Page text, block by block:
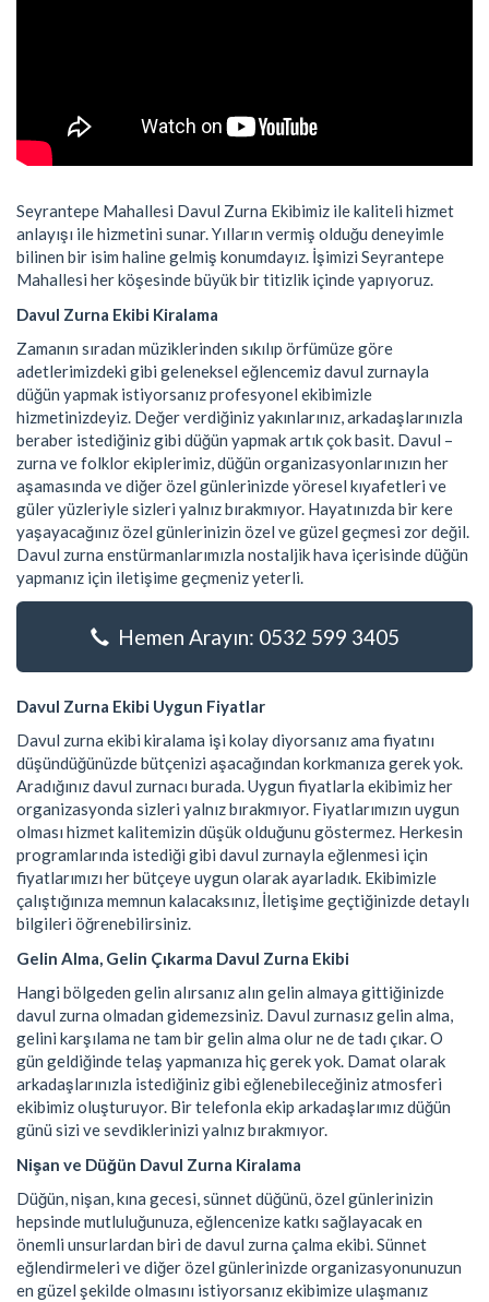
Seyrantepe Mahallesi Davul Zurna Ekibimiz ile kaliteli hizmet
anlayışı ile hizmetini sunar. Yılların vermiş olduğu deneyimle
bilinen bir isim haline gelmiş konumdayız. İşimizi Seyrantepe
Mahallesi her köşesinde büyük bir titizlik içinde yapıyoruz.
Davul Zurna Ekibi Kiralama
Zamanın sıradan müziklerinden sıkılıp örfümüze göre
adetlerimizdeki gibi geleneksel eğlencemiz davul zurnayla
düğün yapmak istiyorsanız profesyonel ekibimizle
hizmetinizdeyiz. Değer verdiğiniz yakınlarınız, arkadaşlarınızla
beraber istediğiniz gibi düğün yapmak artık çok basit. Davul –
zurna ve folklor ekiplerimiz, düğün organizasyonlarınızın her
aşamasında ve diğer özel günlerinizde yöresel kıyafetleri ve
güler yüzleriyle sizleri yalnız bırakmıyor. Hayatınızda bir kere
yaşayacağınız özel günlerinizin özel ve güzel geçmesi zor değil.
Davul zurna enstürmanlarımızla nostaljik hava içerisinde düğün
yapmanız için iletişime geçmeniz yeterli.
Hemen Arayın: 0532 599 3405
Davul Zurna Ekibi Uygun Fiyatlar
Davul zurna ekibi kiralama işi kolay diyorsanız ama fiyatını
düşündüğünüzde bütçenizi aşacağından korkmanıza gerek yok.
Aradığınız davul zurnacı burada. Uygun fiyatlarla ekibimiz her
organizasyonda sizleri yalnız bırakmıyor. Fiyatlarımızın uygun
olması hizmet kalitemizin düşük olduğunu göstermez. Herkesin
programlarında istediği gibi davul zurnayla eğlenmesi için
fiyatlarımızı her bütçeye uygun olarak ayarladık. Ekibimizle
çalıştığınıza memnun kalacaksınız, İletişime geçtiğinizde detaylı
bilgileri öğrenebilirsiniz.
Gelin Alma, Gelin Çıkarma Davul Zurna Ekibi
Hangi bölgeden gelin alırsanız alın gelin almaya gittiğinizde
davul zurna olmadan gidemezsiniz. Davul zurnasız gelin alma,
gelini karşılama ne tam bir gelin alma olur ne de tadı çıkar. O
gün geldiğinde telaş yapmanıza hiç gerek yok. Damat olarak
arkadaşlarınızla istediğiniz gibi eğlenebileceğiniz atmosferi
ekibimiz oluşturuyor. Bir telefonla ekip arkadaşlarımız düğün
günü sizi ve sevdiklerinizi yalnız bırakmıyor.
Nişan ve Düğün Davul Zurna Kiralama
Düğün, nişan, kına gecesi, sünnet düğünü, özel günlerinizin
hepsinde mutluluğunuza, eğlencenize katkı sağlayacak en
önemli unsurlardan biri de davul zurna çalma ekibi. Sünnet
eğlendirmeleri ve diğer özel günlerinizde organizasyonunuzun
en güzel şekilde olmasını istiyorsanız ekibimize ulaşmanız